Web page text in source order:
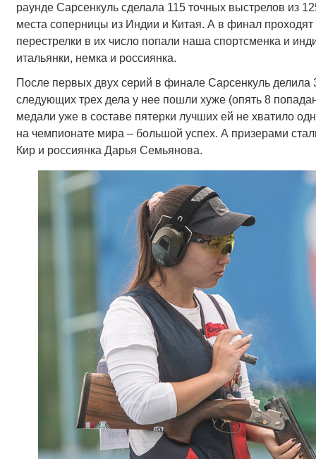
раунде Сарсенкуль сделала 115 точных выстрелов из
места соперницы из Индии и Китая. А в финал
перестрелки в их число попали наша спортсменка и
итальянки, немка и россиянка.
После первых двух серий в финале Сарсенкуль делила
следующих трех дела у нее пошли хуже (опять 8
медали уже в составе пятерки лучших ей не хватило
на чемпионате мира – большой успех. А призерами
Кир и россиянка Дарья Семьянова.